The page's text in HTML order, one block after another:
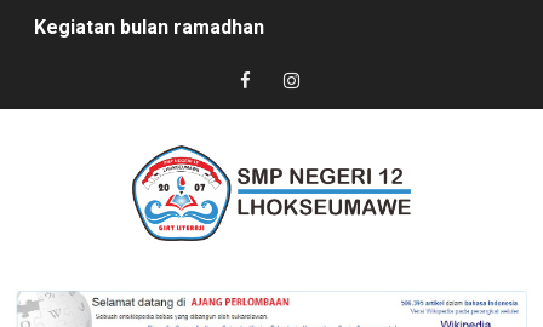
Kegiatan bulan ramadhan
Sertijab Kepsek SMPN 12 Lhokseumawe
Marhaban Ya Ramadhan
PUASA BISA JADI OBAT?
In House Training (IHT) SMPN 12 Lhokseumawe